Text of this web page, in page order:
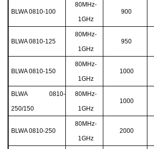
BLWA 0810-100
80MHz-
1GHz
900
BLWA 0810-125
80MHz-
1GHz
950
BLWA 0810-150
80MHz-
1GHz
1000
BLWA 0810-
250/150
80MHz-
1GHz
1000
BLWA 0810-250
80MHz-
1GHz
2000